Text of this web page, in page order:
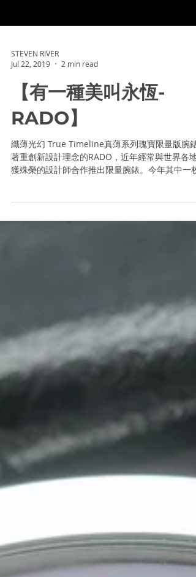
STEVEN RIVER
Jul 22, 2019
2 min read
【有一種美叫永恆-
RADO】
纖薄光幻 True Timeline真薄系列瑰寶限量版腕錶
獲殊榮的設計師合作推出限量腕錶。今年其中一枚